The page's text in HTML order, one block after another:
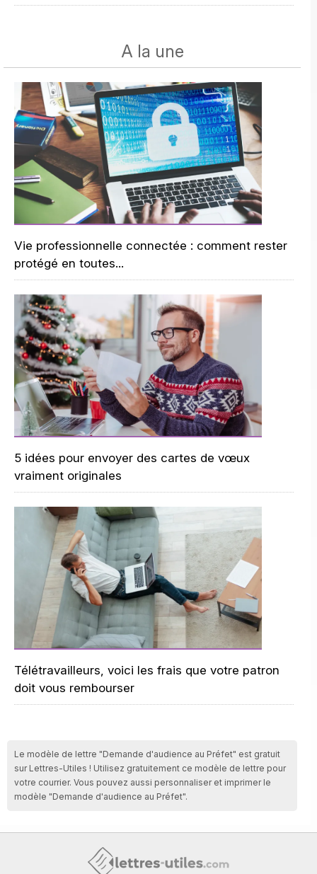
A la une
Vie professionnelle connectée : comment rester
protégé en toutes...
5 idées pour envoyer des cartes de vœux
vraiment originales
Télétravailleurs, voici les frais que votre patron
doit vous rembourser
Le modèle de lettre "Demande d'audience au Préfet" est gratuit
sur Lettres-Utiles ! Utilisez gratuitement ce modèle de lettre pour
votre courrier. Vous pouvez aussi personnaliser et imprimer le
modèle "Demande d'audience au Préfet".